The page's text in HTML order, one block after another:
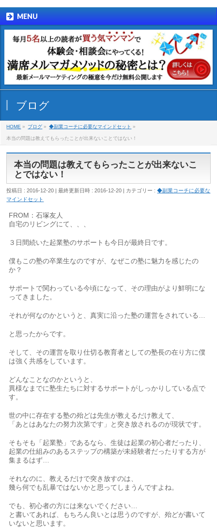
MENU
ブログ
HOME » ブログ » ◆副業コーチに必要なマインドセット »
本当の問題は教えてもらったことが出来ないことではない！
本当の問題は教えてもらったことが出来ないこ
とではない！
投稿日 : 2016-12-20 最終更新日時 : 2016-12-20 カテゴリー :◆副業コーチに必要な
マインドセット
FROM：石塚友人
自宅のリビングにて、、、
３日間続いた起業塾のサポートも今日が最終日です。
僕もこの塾の卒業生なのですが、なぜこの塾に魅力を感じたの
か？
サポートで関わっている今頃になって、その理由がより鮮明にな
ってきました。
それが何なのかというと、真実に沿った塾の運営をされている…
と思ったからです。
そして、その運営を取り仕切る教育者としての塾長の在り方に僕
は強く共感をしています。
どんなことなのかというと、
異様なまでに塾生たちに対するサポートがしっかりしている点で
す。
世の中に存在する塾の殆どは先生が教えるだけ教えて、
「あとはあなたの努力次第です」と突き放されるのが現状です。
そもそも「起業塾」であるなら、生徒は起業の初心者だったり、
起業の仕組みのあるステップの構築が未経験者だったりする方が
集まるはず…
それなのに、教えるだけで突き放すのは、
幾ら何でも乱暴ではないかと思ってしまうんですよね。
でも、初心者の方には来ないでください…
と書いてあれば、もちろん良いとは思うのですが、殆どが書いて
いないと思います。